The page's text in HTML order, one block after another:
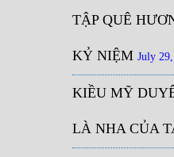
TẬP QUÊ
KỶ NIỆM July
KIỀU MỸ
LÀ NHA CỦA